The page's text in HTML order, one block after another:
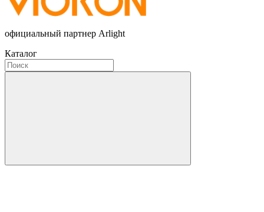
официальный партнер Arlight
Каталог